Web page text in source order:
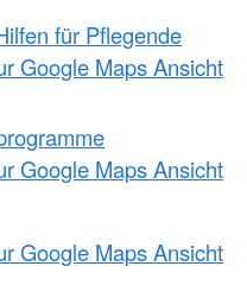
für Pflegende
Google Maps Ansicht
Google Maps Ansicht
Google Maps Ansicht